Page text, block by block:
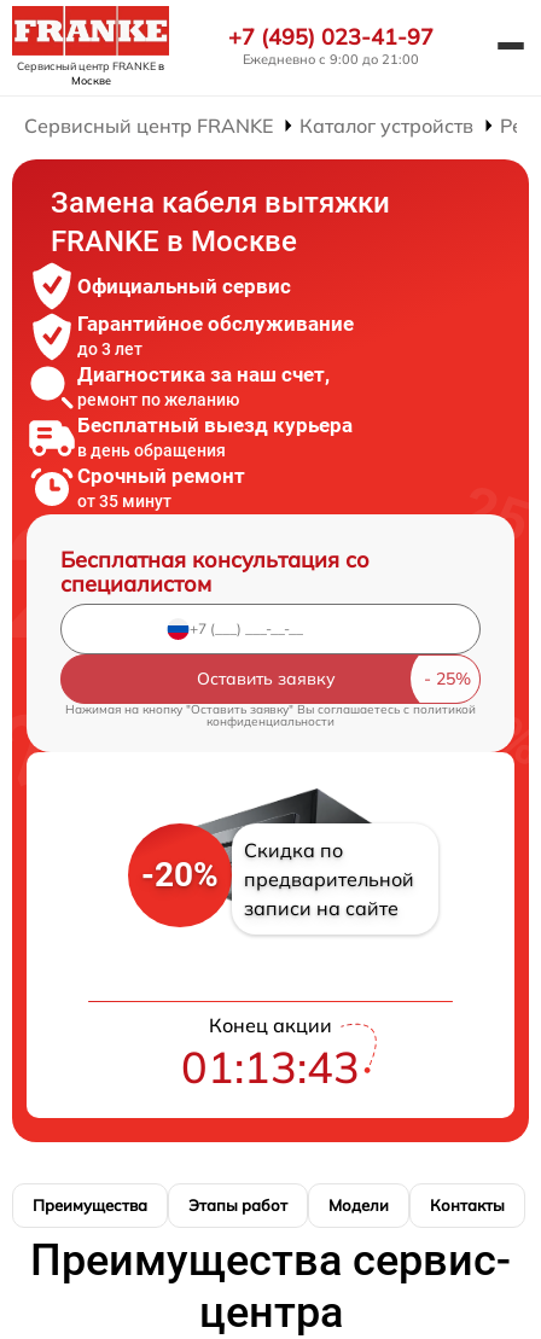
Сервисный центр FRANKEв
Москве
+7 (495) 023-41-97
Ежедневно с 9:00 до 21:00
Сервисный центр FRANKE Каталог устройств
Замена кабеля вытяжки
FRANKE в Москве
Официальный сервис
Гарантийное обслуживание
до 3 лет
Диагностика за наш счет,
ремонт по желанию
Бесплатный выезд курьера
в день обращения
Срочный ремонт
от 35 минут
Бесплатная консультация со
специалистом
Оставить заявку
Нажимая на кнопку "Оставить заявку" Вы соглашаетесь cполитикой
конфиденциальности
-20%
Скидка по
предварительной
записи на сайте
Конец акции
01:13:42
Преимущества Этапы работ Модели Контакты
Преимущества сервис-
центра